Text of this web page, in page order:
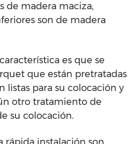
de madera maciza,
son de madera
es que se
que están pretratadas
listas para su colocación y
otro tratamiento de
su colocación.